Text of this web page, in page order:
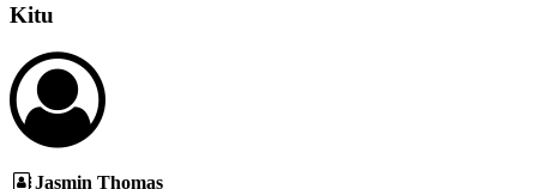
Kitu
Jasmin Thomas